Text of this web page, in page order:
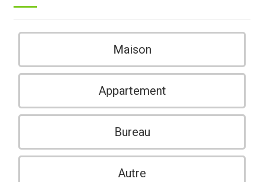
Maison
Appartement
Bureau
Autre